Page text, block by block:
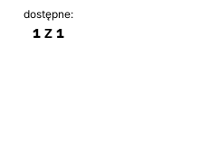
dostępne:
1 z 1